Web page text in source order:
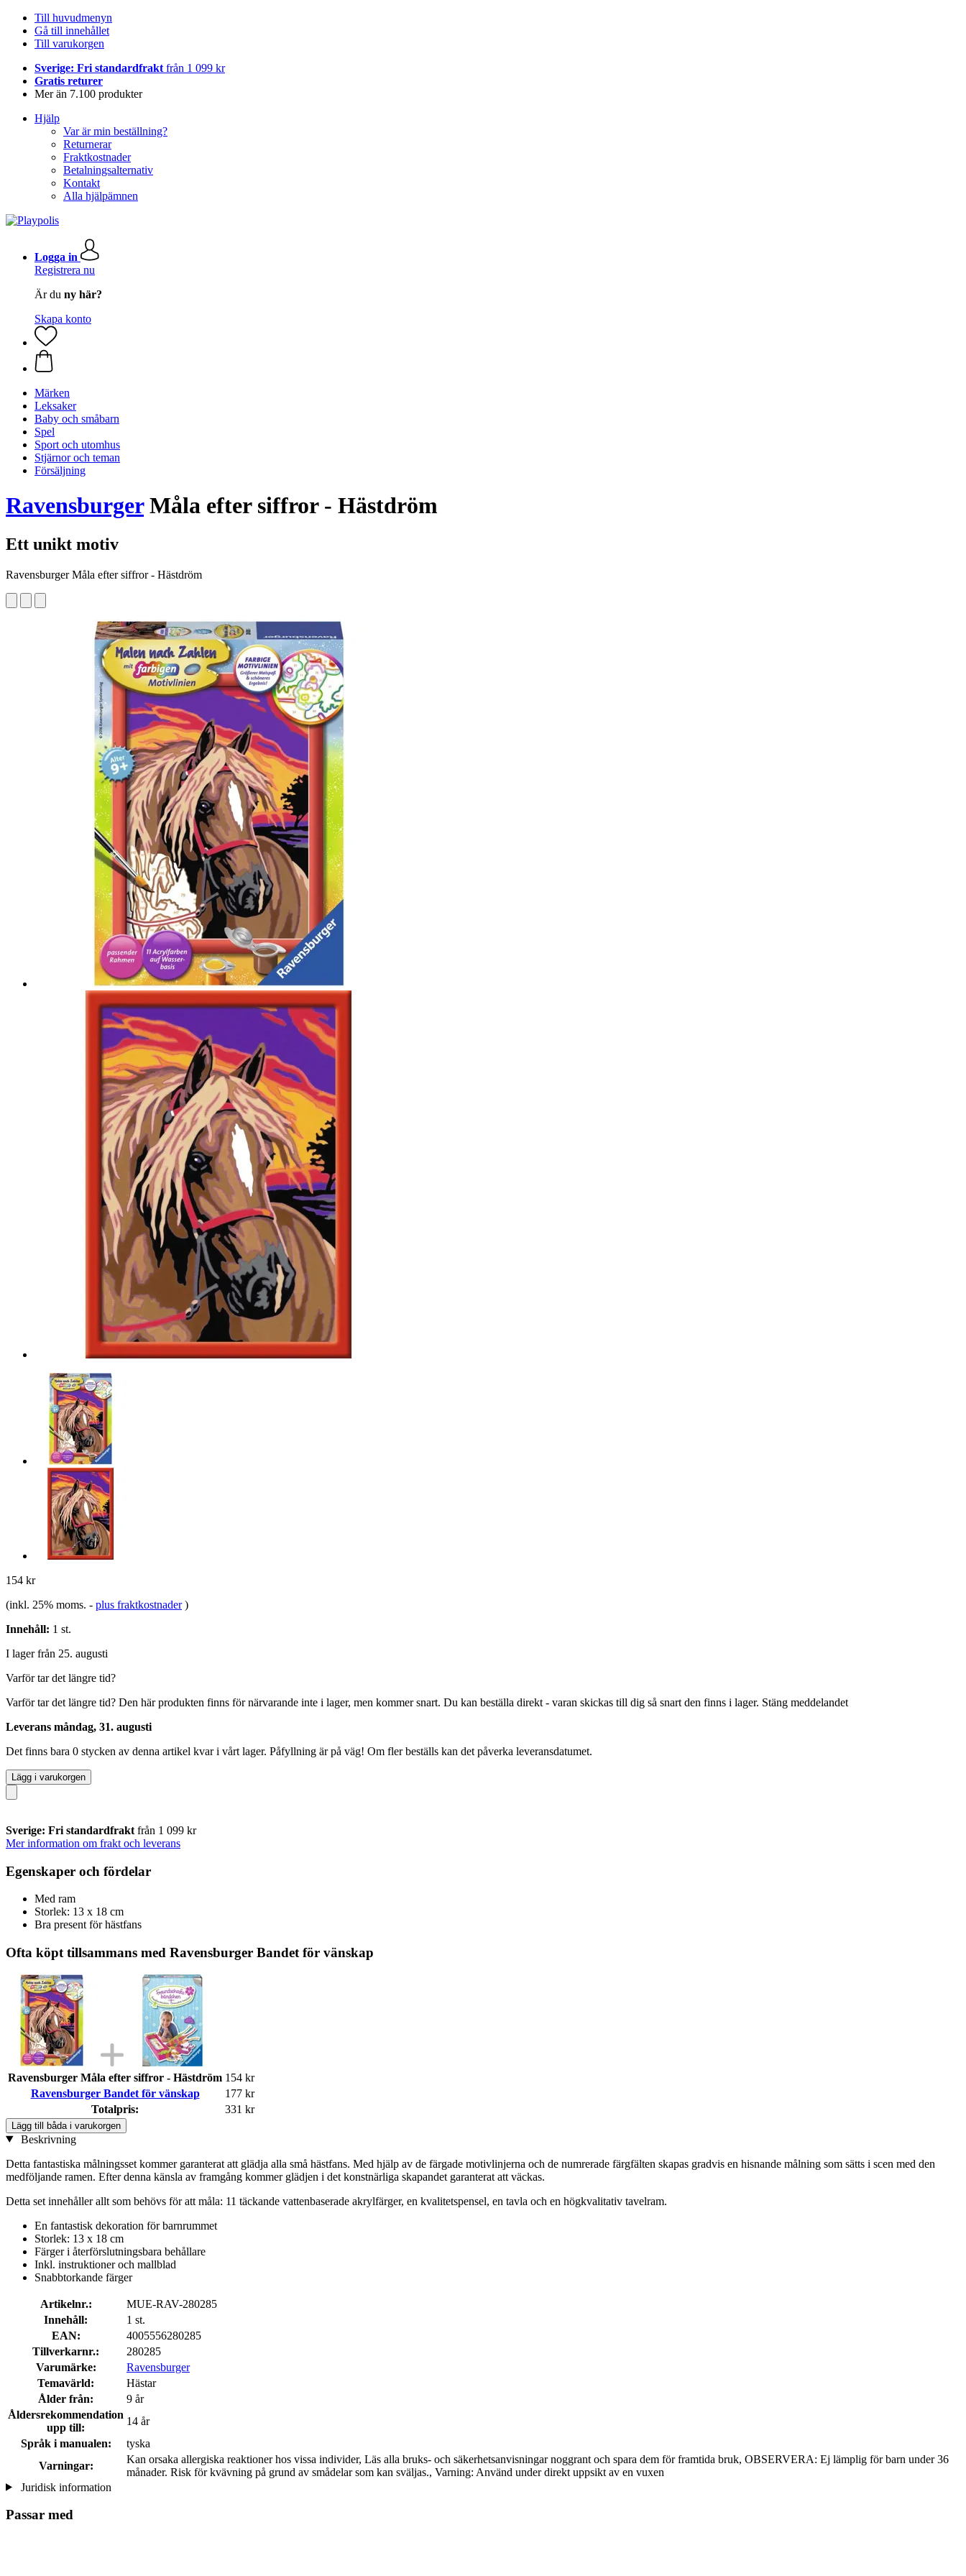
Till huvudmenyn
Gå till innehållet
Till varukorgen
Sverige: Fri standardfrakt från 1 099 kr
Gratis returer
Mer än 7.100 produkter
Hjälp
Var är min beställning?
Returnerar
Fraktkostnader
Betalningsalternativ
Kontakt
Alla hjälpämnen
Logga in
Registrera nu
Är du ny här?
Skapa konto
Märken
Leksaker
Baby och småbarn
Spel
Sport och utomhus
Stjärnor och teman
Försäljning
RavensburgerMåla efter siffror - Hästdröm
Ett unikt motiv
Ravensburger Måla efter siffror - Hästdröm
154 kr
(inkl. 25% moms. - plus fraktkostnader )
Innehåll: 1 st.
I lager från 25. augusti
Varför tar det längre tid?
Varför tar det längre tid? Den här produkten finns för närvarande inte i lager, men kommer snart. Du kan beställa direkt - varan skickas till dig så snart den finns i lager. Stäng meddelandet
Leverans måndag, 31. augusti
Det finns bara 0 stycken av denna artikel kvar i vårt lager. Påfyllning är på väg! Om fler beställs kan det påverka leveransdatumet.
Lägg i varukorgen
Sverige: Fri standardfrakt från 1 099 kr
Mer information om frakt och leverans
Egenskaper och fördelar
Med ram
Storlek: 13 x 18 cm
Bra present för hästfans
Ofta köpt tillsammans med Ravensburger Bandet för vänskap
Ravensburger Måla efter siffror - Hästdröm 154 kr
Ravensburger Bandet för vänskap
177 kr
Totalpris:
331 kr
Lägg till båda i varukorgen
Beskrivning
Detta fantastiska målningsset kommer garanterat att glädja alla små hästfans. Med hjälp av de färgade motivlinjerna och de numrerade färgfälten skapas gradvis en hisnande målning som sätts i scen med den
medföljande ramen. Efter denna känsla av framgång kommer glädjen i det konstnärliga skapandet garanterat att väckas.
Detta set innehåller allt som behövs för att måla: 11 täckande vattenbaserade akrylfärger, en kvalitetspensel, en tavla och en högkvalitativ tavelram.
En fantastisk dekoration för barnrummet
Storlek: 13 x 18 cm
Färger i återförslutningsbara behållare
Inkl. instruktioner och mallblad
Snabbtorkande färger
Artikelnr.:
MUE-RAV-280285
Innehåll:
1 st.
EAN:
4005556280285
Tillverkarnr.:
280285
Varumärke:
Ravensburger
Temavärld:
Hästar
Ålder från:
9 år
Åldersrekommendation
upp till:
14 år
Språk i manualen:
tyska
Varningar:
Kan orsaka allergiska reaktioner hos vissa individer, Läs alla bruks- och säkerhetsanvisningar noggrant och spara dem för framtida bruk, OBSERVERA: Ej lämplig för barn under 36
månader. Risk för kvävning på grund av smådelar som kan sväljas., Varning: Använd under direkt uppsikt av en vuxen
Juridisk information
Passar med